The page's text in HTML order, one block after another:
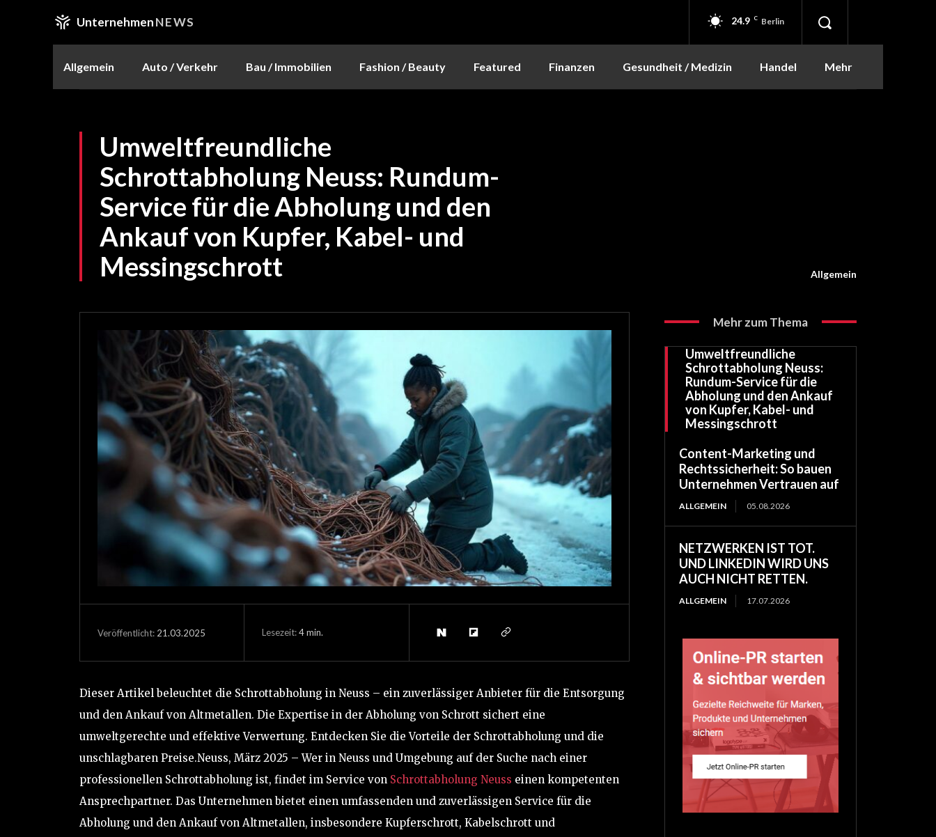
UnternehmenNEWS 24.9 C Berlin
Allgemein Auto / Verkehr Bau / Immobilien Fashion / Beauty Featured Finanzen Gesundheit / Medizin Handel Mehr
Umweltfreundliche
Schrottabholung Neuss: Rundum-
Service für die Abholung und den
Ankauf von Kupfer, Kabel- und
Messingschrott
Allgemein
Veröffentlicht: 21.03.2025 Lesezeit:4min.
Dieser Artikel beleuchtet die Schrottabholung in Neuss – ein zuverlässiger Anbieter für die Entsorgung
und den Ankauf von Altmetallen. Die Expertise in der Abholung von Schrott sichert eine
umweltgerechte und effektive Verwertung. Entdecken Sie die Vorteile der Schrottabholung und die
unschlagbaren Preise.Neuss, März 2025 – Wer in Neuss und Umgebung auf der Suche nach einer
professionellen Schrottabholung ist, findet im Service von Schrottabholung Neuss einen kompetenten
Ansprechpartner. Das Unternehmen bietet einen umfassenden und zuverlässigen Service für die
Abholung und den Ankauf von Altmetallen, insbesondere Kupferschrott, Kabelschrott und
Mehr zum Thema
Umweltfreundliche
Schrottabholung Neuss:
Rundum-Service für die
Abholung und den Ankauf
von Kupfer, Kabel- und
Messingschrott
Content-Marketing und
Rechtssicherheit: So bauen
Unternehmen Vertrauen auf
ALLGEMEIN 05.08.2026
NETZWERKEN IST TOT.
UND LINKEDIN WIRD UNS
AUCH NICHT RETTEN.
ALLGEMEIN 17.07.2026